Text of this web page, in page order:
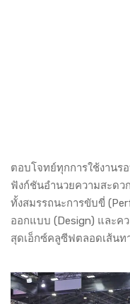
ตอบโจทย์ทุกการใช้งานร
ฟังก์ชันอำนวยความสะดว
ทั้งสมรรถนะการขับขี่
ออกแบบ (Design) และ
สุดเอ็กซ์คลูซีฟตลอดเส้นท